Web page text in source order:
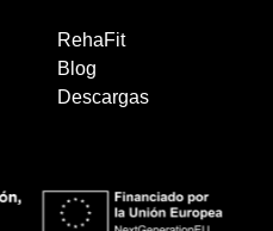
RehaFit
Blog
Descargas